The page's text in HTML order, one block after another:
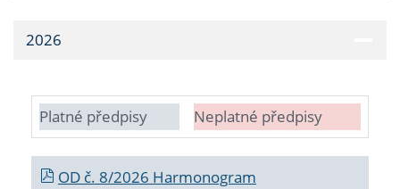
2026
Platné předpisy Neplatné předpisy
OD č. 8/2026 Harmonogram